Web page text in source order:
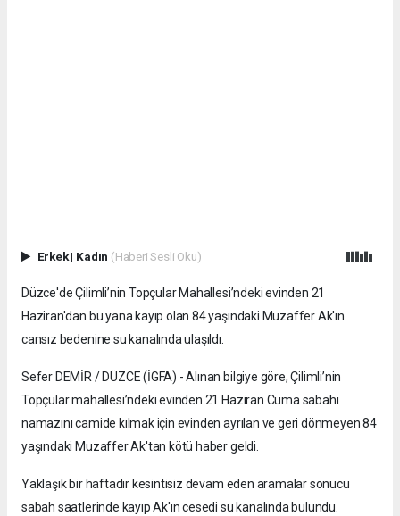
Erkek| Kadın (Haberi Sesli Oku)
Düzce'de Çilimli’nin Topçular Mahallesi’ndeki evinden 21
Haziran'dan bu yana kayıp olan 84 yaşındaki Muzaffer Ak'ın
cansız bedenine su kanalında ulaşıldı.
Sefer DEMİR / DÜZCE (İGFA) - Alınan bilgiye göre, Çilimli’nin
Topçular mahallesi’ndeki evinden 21 Haziran Cuma sabahı
namazını camide kılmak için evinden ayrılan ve geri dönmeyen 84
yaşındaki Muzaffer Ak'tan kötü haber geldi.
Yaklaşık bir haftadır kesintisiz devam eden aramalar sonucu
sabah saatlerinde kayıp Ak'ın cesedi su kanalında bulundu.